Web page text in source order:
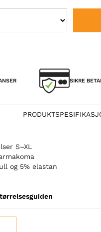
SIKRE
S–XL
og 5% elastan